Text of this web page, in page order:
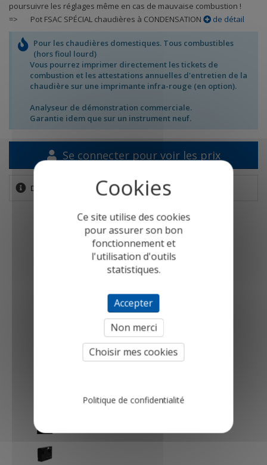
poursuivre les réglages même en cas de mauvaise combustion !
=> Pot FSAC SPÉCIAL chaudières à CONDENSATION
de détail
Pour les chaudières domestiques. Tous combustibles
(hors fioul lourd)
Vous pourrez imprimer directement les tickets de
combustion et les attestations annuelles d'entretien de la
chaudière sur une imprimante infra-rouge (en option).
Analyseur de démonstration commerciale.
Garantie idem que sur un instrument neuf.
Se connecter pour voir les prix
Demande de démonstration
Ce site utilise des cookies
pour assurer son bon
fonctionnement et
l'utilisation d'outils
statistiques.
Accepter
Non merci
Choisir mes cookies
Politique de confidentialité